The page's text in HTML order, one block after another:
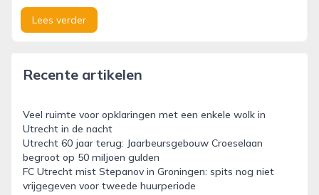
Lees verder
Recente artikelen
Veel ruimte voor opklaringen met een enkele wolk in
Utrecht in de nacht
Utrecht 60 jaar terug: Jaarbeursgebouw Croeselaan
begroot op 50 miljoen gulden
FC Utrecht mist Stepanov in Groningen: spits nog niet
vrijgegeven voor tweede huurperiode